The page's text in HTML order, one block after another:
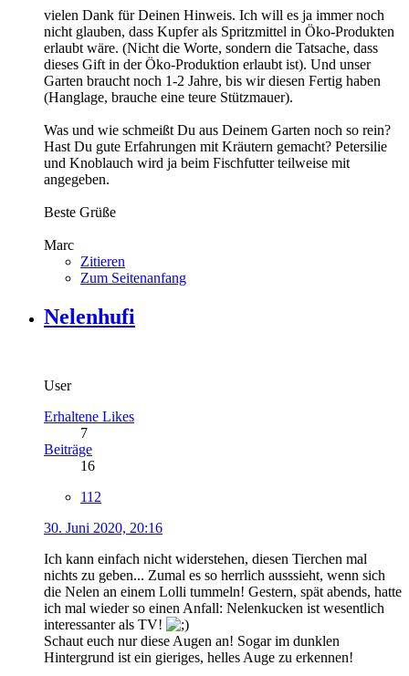
vielen Dank für Deinen Hinweis. Ich will es ja immer noch
nicht glauben, dass Kupfer als Spritzmittel in Öko-Produkten
erlaubt wäre. (Nicht die Worte, sondern die Tatsache, dass
dieses Gift in der Öko-Produktion erlaubt ist). Und unser
Garten braucht noch 1-2 Jahre, bis wir diesen Fertig haben
(Hanglage, brauche eine teure Stützmauer).
Was und wie schmeißt Du aus Deinem Garten noch so rein?
Hast Du gute Erfahrungen mit Kräutern gemacht? Petersilie
und Knoblauch wird ja beim Fischfutter teilweise mit
angegeben.
Beste Grüße
Marc
Zitieren
Zum Seitenanfang
Nelenhufi
User
Erhaltene Likes
7
Beiträge
16
112
30. Juni 2020, 20:16
Ich kann einfach nicht widerstehen, diesen Tierchen mal
nichts zu geben... Zumal es so herrlich ausssieht, wenn sich
die Nelen an einem Lolli tummeln! Gestern, spät abends, hatte
ich mal wieder so einen Anfall: Nelenkucken ist wesentlich
interessanter als TV!
Schaut euch nur diese Augen an! Sogar im dunklen
Hintergrund ist ein gieriges, helles Auge zu erkennen!